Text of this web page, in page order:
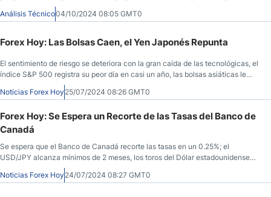
mercado siga teniendo un comportamiento muy inquieto.
Análisis Técnico04/10/2024 08:05 GMT0
Forex Hoy: Las Bolsas Caen, el Yen Japonés Repunta
El sentimiento de riesgo se deteriora con la gran caída de las tecnológicas, el
índice S&P 500 registra su peor día en casi un año, las bolsas asiáticas le
siguen con fuertes caídas; el Banco de Canadá recorta las tasas a un 0,25%;
el USD/JPY y la Plata alcanzan mínimos de 2 meses; la Rupia india sigue
Noticias Forex Hoy 25/07/2024 08:26 GMT0
Forex Hoy: Se Espera un Recorte de las Tasas del Banco de
Canadá
Se espera que el Banco de Canadá recorte las tasas en un 0.25%; el
USD/JPY alcanza mínimos de 2 meses, los toros del Dólar estadounidense
empujan hacia la zona de resistencia; la Rupia india amenaza con romper un
récord.
Noticias Forex Hoy 24/07/2024 08:27 GMT0